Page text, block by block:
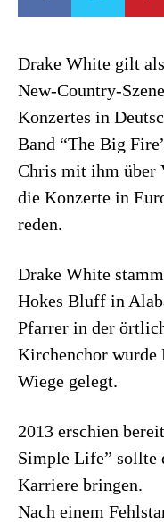
Drake White gilt
New-Country-
Konzertes in
Band “The Big
Chris mit ihm über
die Konzerte in
reden.
Drake White
Hokes Bluff in
Pfarrer in der
Kirchenchor wurde
Wiege gelegt.
2013 erschien
Simple Life” sollte
Karriere bringen.
Nach einem